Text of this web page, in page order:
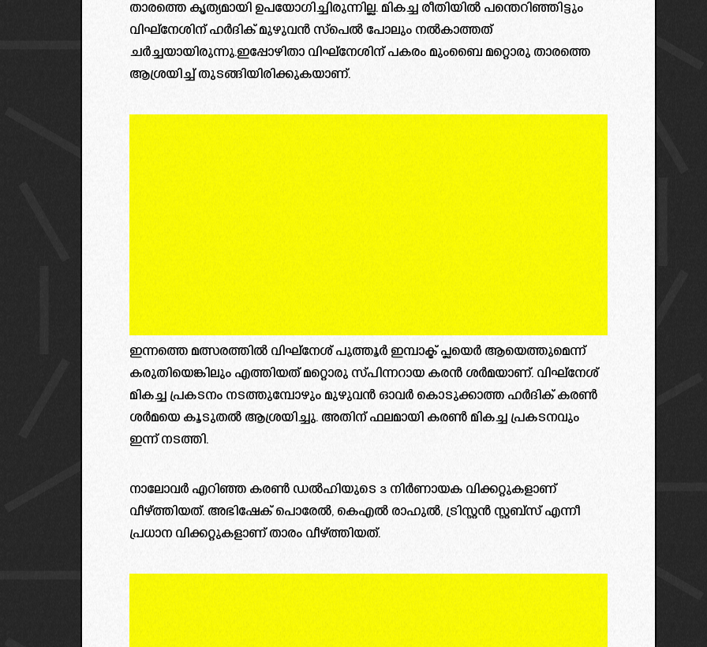
താരത്തെ കൃത്യമായി ഉപയോഗിച്ചിരുന്നില്ല. മികച്ച രീതിയിൽ പന്തെറിഞ്ഞിട്ടും
വിഘ്‌നേശിന് ഹർദിക് മുഴുവൻ സ്പെൽ പോലും നൽകാത്തത്
ചർച്ചയായിരുന്നു.ഇപ്പോഴിതാ വിഘ്‌നേശിന് പകരം മുംബൈ മറ്റൊരു താരത്തെ
ആശ്രയിച്ച് തുടങ്ങിയിരിക്കുകയാണ്.
ഇന്നത്തെ മത്സരത്തിൽ വിഘ്‌നേശ് പുത്തൂർ ഇമ്പാക്ട് പ്ലയെർ ആയെത്തുമെന്ന്
കരുതിയെങ്കിലും എത്തിയത് മറ്റൊരു സ്പിന്നറായ കരൻ ശർമയാണ്. വിഘ്‌നേശ്
മികച്ച പ്രകടനം നടത്തുമ്പോഴും മുഴുവൻ ഓവർ കൊടുക്കാത്ത ഹർദിക് കരൺ
ശർമയെ കൂടുതൽ ആശ്രയിച്ചു. അതിന് ഫലമായി കരൺ മികച്ച പ്രകടനവും
ഇന്ന് നടത്തി.
നാലോവർ എറിഞ്ഞ കരൺ ഡൽഹിയുടെ 3 നിർണായക വിക്കറ്റുകളാണ്‌
വീഴ്ത്തിയത്. അഭിഷേക് പൊരേൽ, കെഎൽ രാഹുൽ, ട്രിസ്റ്റൻ സ്റ്റബ്സ് എന്നീ
പ്രധാന വിക്കറ്റുകളാണ്‌ താരം വീഴ്ത്തിയത്.